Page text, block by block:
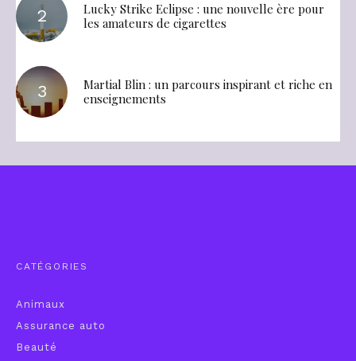
Lucky Strike Eclipse : une nouvelle ère pour
les amateurs de cigarettes
Martial Blin : un parcours inspirant et riche en
enseignements
CATÉGORIES
Animaux
Assurance auto
Beauté